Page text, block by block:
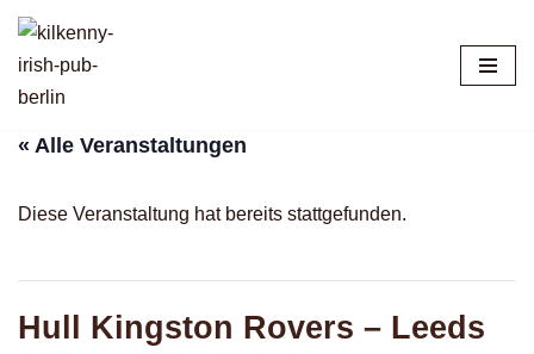
Zum
Inhalt
« Alle Veranstaltungen
Diese Veranstaltung hat bereits stattgefunden.
Hull Kingston Rovers – Leeds